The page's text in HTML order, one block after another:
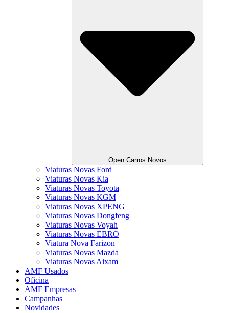
Open Carros Novos
Viaturas Novas Ford
Viaturas Novas Kia
Viaturas Novas Toyota
Viaturas Novas KGM
Viaturas Novas XPENG
Viaturas Novas Dongfeng
Viaturas Novas Voyah
Viaturas Novas EBRO
Viatura Nova Farizon
Viaturas Novas Mazda
Viaturas Novas Aixam
AMF Usados
Oficina
AMF Empresas
Campanhas
Novidades